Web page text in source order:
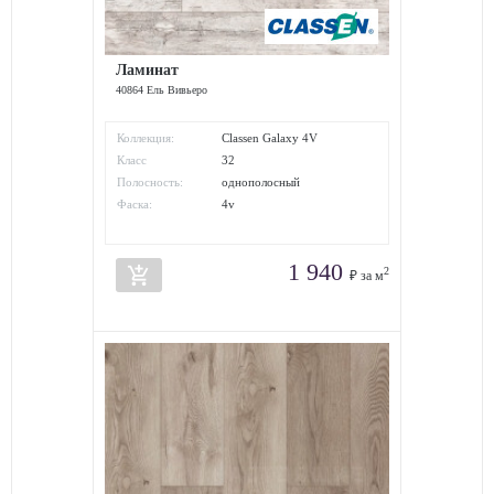
Ламинат
40864 Ель Вивьеро
Коллекция:
Classen Galaxy 4V
Класс
износостойкости:
32
Полосность:
однополосный
Фаска:
4v
add_shopping_cart 1 940 ₽ за м2